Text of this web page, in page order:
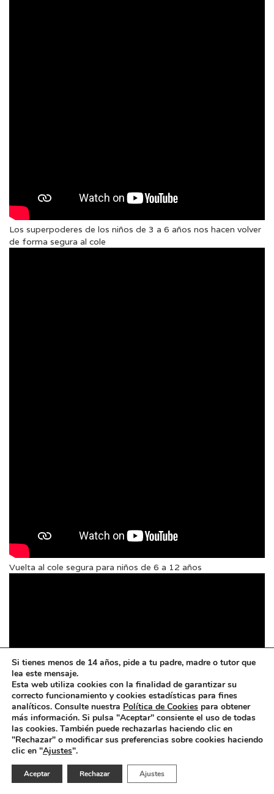
Los superpoderes de los niños de 3 a 6 años nos hacen volver
de forma segura al cole
Vuelta al cole segura para niños de 6 a 12 años
Si tienes menos de 14 años, pide a tu padre, madre o tutor que
lea este mensaje.
Esta web utiliza cookies con la finalidad de garantizar su
correcto funcionamiento y cookies estadísticas para fines
analíticos. Consulte nuestra Política de Cookies para obtener
más información. Si pulsa "Aceptar" consiente el uso de todas
las cookies. También puede rechazarlas haciendo clic en
"Rechazar" o modificar sus preferencias sobre cookies haciendo
clic en "Ajustes".
Aceptar Rechazar Ajustes